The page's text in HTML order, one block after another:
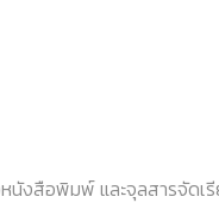
งสือพิมพ์ และจุลสารจัดเ